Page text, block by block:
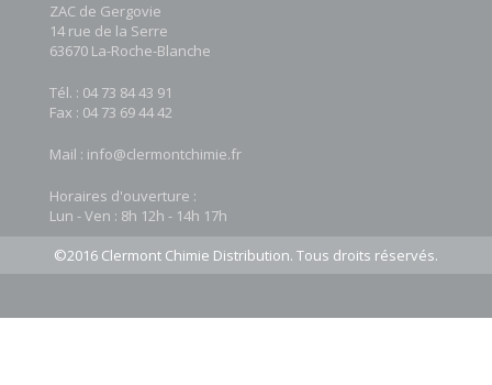
ZAC de Gergovie
14 rue de la Serre
63670 La-Roche-Blanche
Tél. : 04 73 84 43 91
Fax : 04 73 69 44 42
Mail : info@clermontchimie.fr
Horaires d'ouverture :
Lun - Ven : 8h 12h - 14h 17h
©2016 Clermont Chimie Distribution. Tous droits réservés.